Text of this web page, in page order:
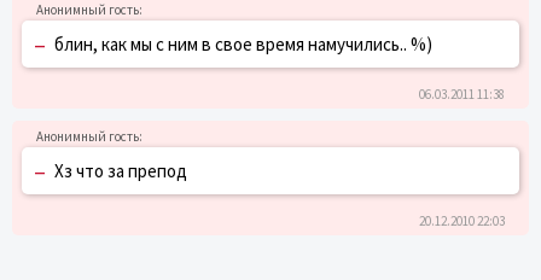
– блин, как мы с ним в свое время намучились.. %)
06.03.2011 11:38
– Хз что за препод
20.12.2010 22:03